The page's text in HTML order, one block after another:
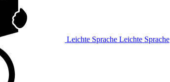
Leichte Sprache Leichte Sprache